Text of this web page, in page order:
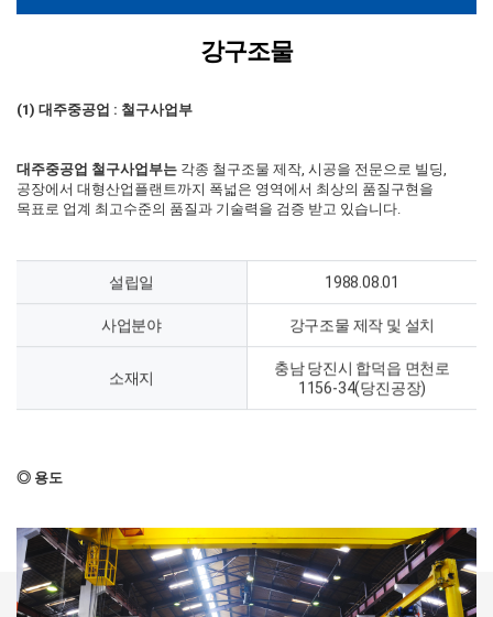
강구조물
(1) 대주중공업 : 철구사업부
대주중공업 철구사업부는 각종 철구조물 제작, 시공을 전문으로 빌딩,
공장에서 대형산업플랜트까지 폭넓은 영역에서 최상의 품질구현을
목표로 업계 최고수준의 품질과 기술력을 검증 받고 있습니다.
설립일 1988.08.01
사업분야 강구조물 제작 및 설치
소재지
충남 당진시 합덕읍 면천로
1156-34(당진공장)
◎ 용도